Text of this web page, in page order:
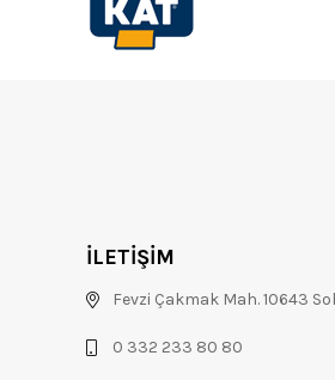
İLETİŞİM
Fevzi Çakmak Mah. 10643
0 332 233 80 80